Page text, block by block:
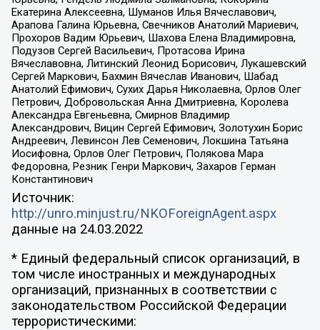
Екатерина Алексеевна, Шуманов Илья Вячеславович,
Арапова Галина Юрьевна, Свечников Анатолий Мариевич,
Прохоров Вадим Юрьевич, Шахова Елена Владимировна,
Подузов Сергей Васильевич, Протасова Ирина
Вячеславовна, Литинский Леонид Борисович, Лукашевский
Сергей Маркович, Бахмин Вячеслав Иванович, Шабад
Анатолий Ефимович, Сухих Дарья Николаевна, Орлов Олег
Петрович, Добровольская Анна Дмитриевна, Королева
Александра Евгеньевна, Смирнов Владимир
Александрович, Вицин Сергей Ефимович, Золотухин Борис
Андреевич, Левинсон Лев Семенович, Локшина Татьяна
Иосифовна, Орлов Олег Петрович, Полякова Мара
Федоровна, Резник Генри Маркович, Захаров Герман
Константинович
Источник:
http://unro.minjust.ru/NKOForeignAgent.aspx
данные на 24.03.2022
* Единый федеральный список организаций, в
том числе иностранных и международных
организаций, признанных в соответствии с
законодательством Российской Федерации
террористическими: